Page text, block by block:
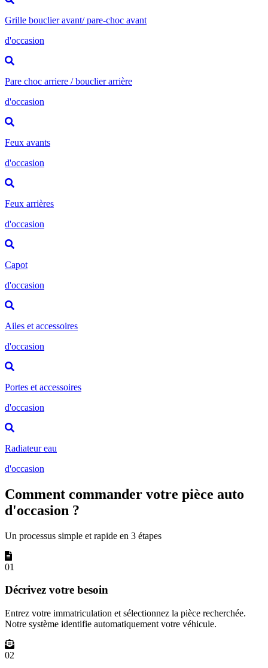
Grille bouclier avant/ pare-choc avant
d'occasion
Pare choc arriere / bouclier arrière
d'occasion
Feux avants
d'occasion
Feux arrières
d'occasion
Capot
d'occasion
Ailes et accessoires
d'occasion
Portes et accessoires
d'occasion
Radiateur eau
d'occasion
Comment commander votre pièce auto
d'occasion ?
Un processus simple et rapide en 3 étapes
01
Décrivez votre besoin
Entrez votre immatriculation et sélectionnez la pièce recherchée.
Notre système identifie automatiquement votre véhicule.
02